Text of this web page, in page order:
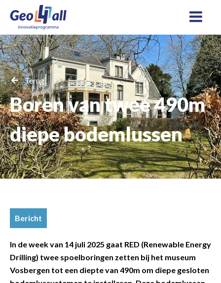
Terug
Boren van twee 490m
diepe bodemlussen
Bericht
In de week van 14 juli 2025 gaat RED (Renewable Energy
Drilling) twee spoelboringen zetten bij het museum
Vosbergen tot een diepte van 490m om diepe gesloten